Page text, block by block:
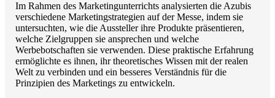
Im Rahmen des Marketingunterrichts analysierten die Azubis
verschiedene Marketingstrategien auf der Messe, indem sie
untersuchten, wie die Aussteller ihre Produkte präsentieren,
welche Zielgruppen sie ansprechen und welche
Werbebotschaften sie verwenden. Diese praktische Erfahrung
ermöglichte es ihnen, ihr theoretisches Wissen mit der realen
Welt zu verbinden und ein besseres Verständnis für die
Prinzipien des Marketings zu entwickeln.